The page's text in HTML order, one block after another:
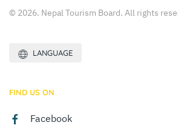
© 2026. Nepal Tourism Board. All rights
LANGUAGE
FIND US ON
Facebook